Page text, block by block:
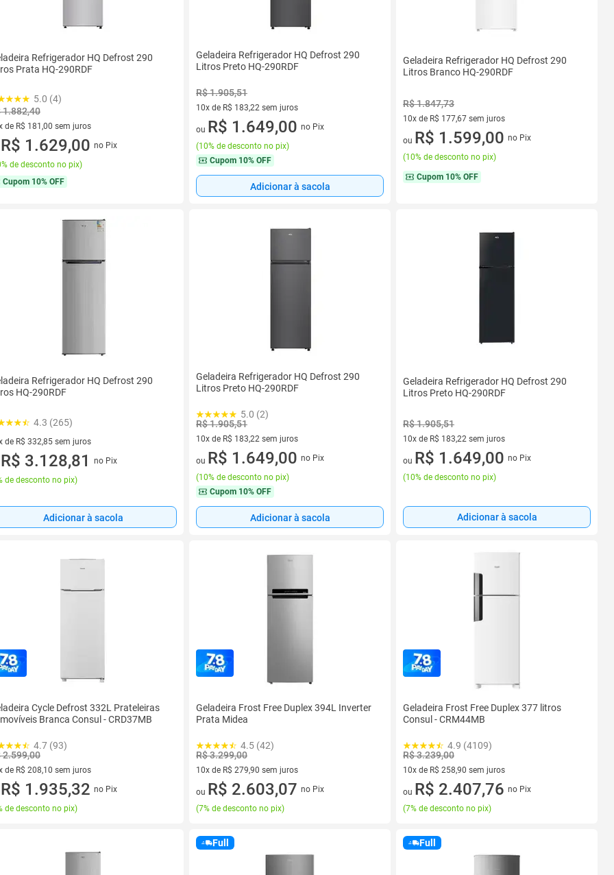
Refrigerador HQ Defrost 290
Prata HQ-290RDF
5.0 (4)
1.882,40
de R$ 181,00 sem juros
vez de R$ 181,00 sem juros
R$ 1.629,00 no Pix
de desconto no pix)
Cupom 10% OFF
Geladeira Refrigerador HQ Defrost 290
Litros Preto HQ-290RDF
R$ 1.905,51
10x de R$ 183,22 sem juros
10 vez de R$ 183,22 sem juros
ou R$ 1.649,00 no Pix
(10% de desconto no pix)
Cupom 10% OFF
Adicionar à sacola
Geladeira Refrigerador HQ Defrost 290
Litros Branco HQ-290RDF
R$ 1.847,73
10x de R$ 177,67 sem juros
10 vez de R$ 177,67 sem juros
ou R$ 1.599,00 no Pix
(10% de desconto no pix)
Cupom 10% OFF
Refrigerador HQ Defrost 290
HQ-290RDF
4.3 (265)
de R$ 332,85 sem juros
vez de R$ 332,85 sem juros
R$ 3.128,81
no Pix
de desconto no pix)
Adicionar à sacola
Geladeira Refrigerador HQ Defrost 290
Litros Preto HQ-290RDF
5.0 (2)
R$ 1.905,51
10x de R$ 183,22 sem juros
10 vez de R$ 183,22 sem juros
ou R$ 1.649,00 no Pix
(10% de desconto no pix)
Cupom 10% OFF
Adicionar à sacola
Geladeira Refrigerador HQ Defrost 290
Litros Preto HQ-290RDF
R$ 1.905,51
10x de R$ 183,22 sem juros
10 vez de R$ 183,22 sem juros
ou R$ 1.649,00 no Pix
(10% de desconto no pix)
Adicionar à sacola
Cycle Defrost 332L Prateleiras
Branca Consul - CRD37MB
4.7 (93)
2.599,00
de R$ 208,10 sem juros
vez de R$ 208,10 sem juros
R$ 1.935,32 no Pix
de desconto no pix)
Geladeira Frost Free Duplex 394L Inverter
Prata Midea
4.5 (42)
R$ 3.299,00
10x de R$ 279,90 sem juros
10 vez de R$ 279,90 sem juros
ou R$ 2.603,07 no Pix
(7% de desconto no pix)
Geladeira Frost Free Duplex 377 litros
Consul - CRM44MB
4.9 (4109)
R$ 3.239,00
10x de R$ 258,90 sem juros
10 vez de R$ 258,90 sem juros
ou R$ 2.407,76 no Pix
(7% de desconto no pix)
Full Full